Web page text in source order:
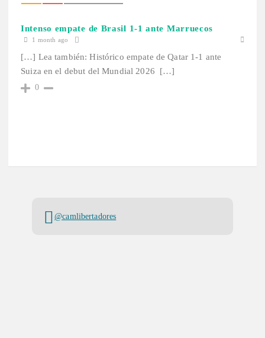
Intenso empate de Brasil 1-1 ante Marruecos
1 month ago
[…] Lea también: Histórico empate de Qatar 1-1 ante
Suiza en el debut del Mundial 2026 […]
0
@camlibertadores